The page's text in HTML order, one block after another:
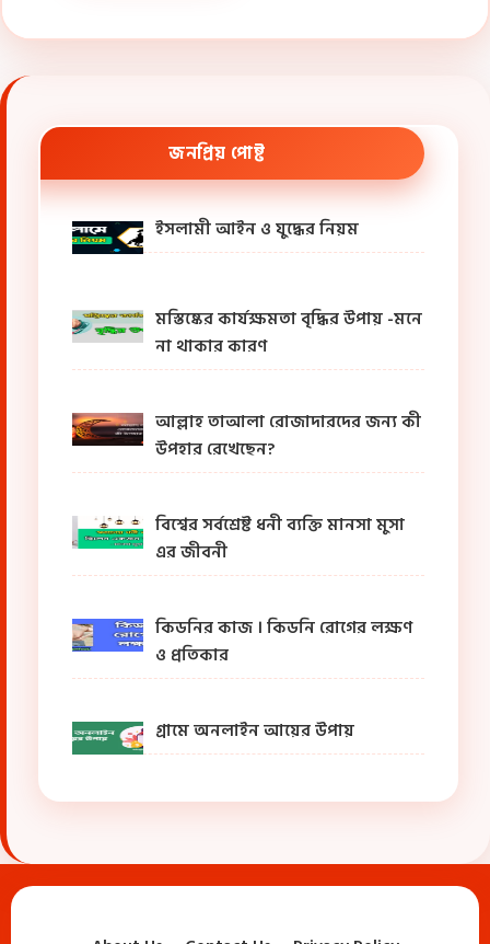
জনপ্রিয় পোষ্ট
ইসলামী আইন ও যুদ্ধের নিয়ম
মস্তিষ্কের কার্যক্ষমতা বৃদ্ধির উপায় -মনে
না থাকার কারণ
আল্লাহ তাআলা রোজাদারদের জন্য কী
উপহার রেখেছেন?
বিশ্বের সর্বশ্রেষ্ট ধনী ব্যক্তি মানসা মুসা
এর জীবনী
কিডনির কাজ । কিডনি রোগের লক্ষণ
ও প্রতিকার
গ্রামে অনলাইন আয়ের উপায়